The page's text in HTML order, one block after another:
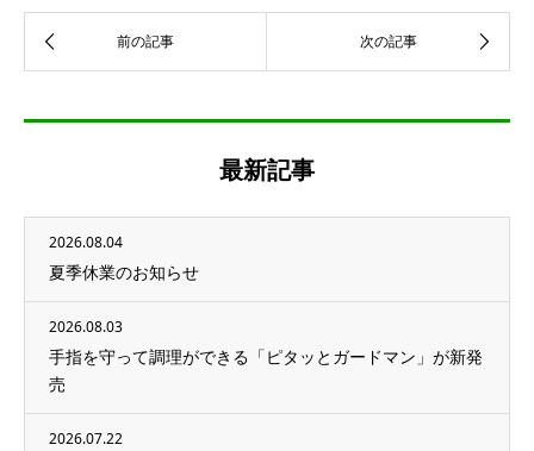
最新記事
2026.08.04
夏季休業のお知らせ
2026.08.03
手指を守って調理ができる「ピタッとガードマン」が新発
売
2026.07.22